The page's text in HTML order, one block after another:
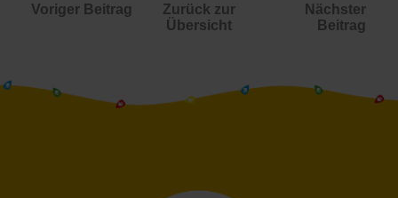
Voriger Beitrag
Zurück zur
Übersicht
Nächster
Beitrag